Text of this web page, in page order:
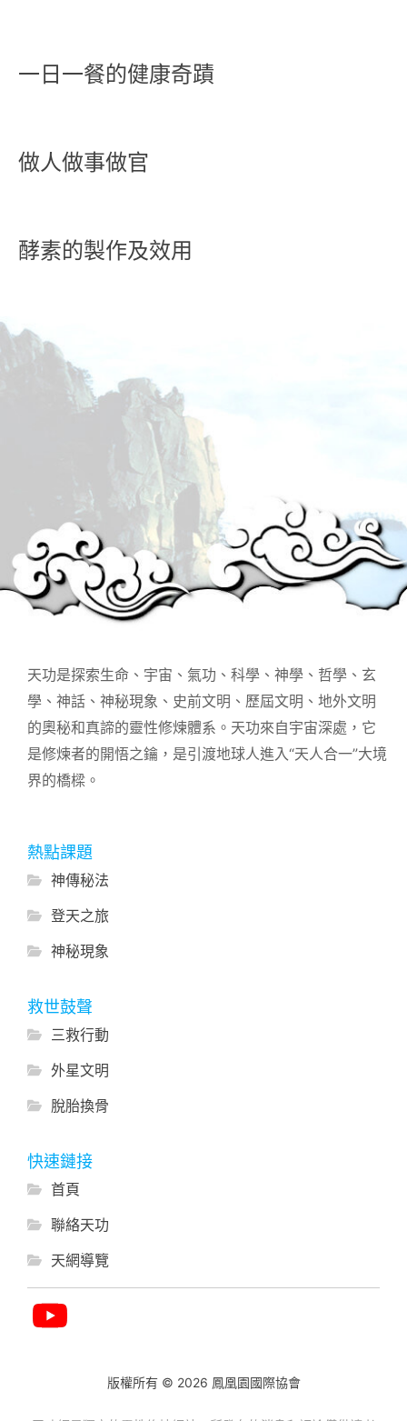
一日一餐的健康奇蹟
做人做事做官
酵素的製作及效用
天功是探索生命、宇宙、氣功、科學、神學、哲學、玄
學、神話、神秘現象、史前文明、歷屆文明、地外文明
的奧秘和真諦的靈性修煉體系。天功來自宇宙深處，它
是修煉者的開悟之鑰，是引渡地球人進入“天人合一”大境
界的橋樑。
熱點課題
神傳秘法
登天之旅
神秘現象
救世鼓聲
三救行動
外星文明
脫胎換骨
快速鏈接
首頁
聯絡天功
天網導覽
版權所有 © 2026 鳳凰園國際協會